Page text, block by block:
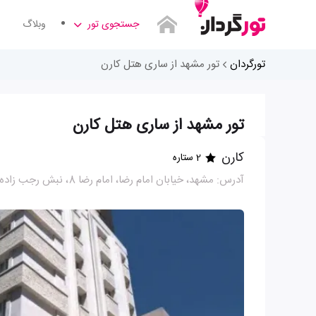
جستجوی تور وبلاگ
تورگردان تور مشهد از ساری هتل کارن
تور مشهد از ساری هتل کارن
کارن 2 ستاره
آدرس: مشهد، خیابان امام رضا، امام رضا 8، نبش رجب زاده 3